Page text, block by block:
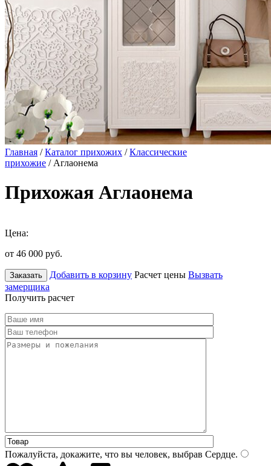
Главная /Каталог прихожих /Классические
прихожие / Аглаонема
Прихожая Аглаонема
Цена:
от 46 000 руб.
Заказать Добавить в корзину Расчет цены Вызвать
замерщика
Получить расчет
Пожалуйста, докажите, что вы человек, выбрав Сердце.